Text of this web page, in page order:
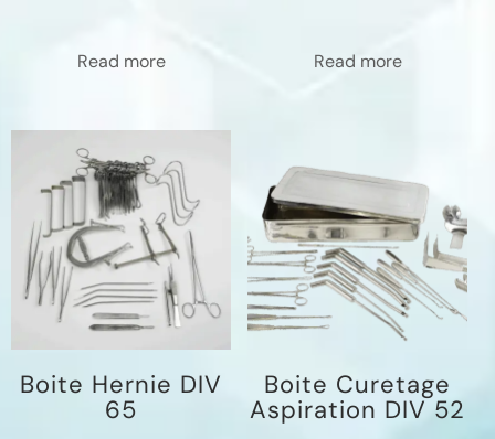
Read more Read more
Boite Hernie DIV
65
Boite Curetage
Aspiration DIV 52